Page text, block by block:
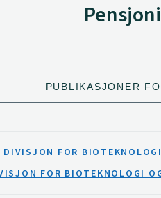
PUBLIKASJONER
DIVISJON FOR
FOR BIOTEKNOLOGI